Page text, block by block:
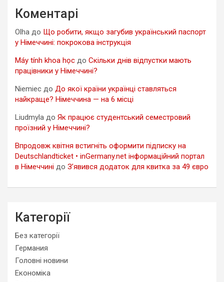
Коментарі
Olha до Що робити, якщо загубив український паспорт
у Німеччині: покрокова інструкція
Máy tính khoa học до Скільки днів відпустки мають
працівники у Німеччині?
Niemiec до До якої країни українці ставляться
найкраще? Німеччина — на 6 місці
Liudmyla до Як працює студентський семестровий
проїзний у Німеччині?
Впродовж квітня встигніть оформити підписку на
Deutschlandticket • inGermany.net інформаційний портал
в Німеччині до З’явився додаток для квитка за 49 євро
Категорії
Без категорії
Германия
Головні новини
Економіка